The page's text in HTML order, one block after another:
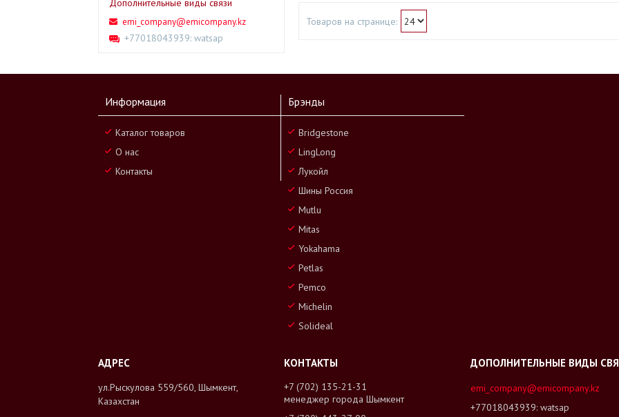
emi_company@emicompany.kz
+77018043939 watsap
Информация
Каталог товаров
О нас
Контакты
Брэнды
Bridgestone
LingLong
Лукойл
Шины Россия
Mutlu
Mitas
Yokahama
Petlas
Pemco
Michelin
Solideal
ул.Рыскулова 559/560, Шымкент,
Казахстан
+7 (702) 135-21-31
менеджер города Шымкент
emi_company@emicompany.kz
+77018043939 watsap